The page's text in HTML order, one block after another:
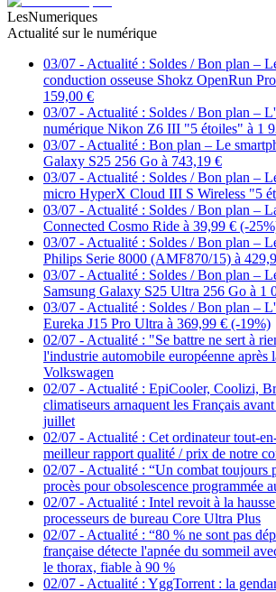
LesNumeriques
Actualité sur le numérique
03/07 - Actualité : Soldes / Bon plan –
conduction osseuse Shokz OpenRun
159,00 €
03/07 - Actualité : Soldes / Bon plan –
numérique Nikon Z6 III "5 étoiles" à 1
03/07 - Actualité : Bon plan – Le
Galaxy S25 256 Go à 743,19 €
03/07 - Actualité : Soldes / Bon plan –
micro HyperX Cloud III S Wireless "5
03/07 - Actualité : Soldes / Bon plan –
Connected Cosmo Ride à 39,99 € (-
03/07 - Actualité : Soldes / Bon plan –
Philips Serie 8000 (AMF870/15) à
03/07 - Actualité : Soldes / Bon plan –
Samsung Galaxy S25 Ultra 256 Go à 1
03/07 - Actualité : Soldes / Bon plan –
Eureka J15 Pro Ultra à 369,99 € (-19%)
02/07 - Actualité : "Se battre ne sert à
l'industrie automobile européenne après
Volkswagen
02/07 - Actualité : EpiCooler, Coolizi,
climatiseurs arnaquent les Français
juillet
02/07 - Actualité : Cet ordinateur tout-
meilleur rapport qualité / prix de notre
02/07 - Actualité : “Un combat toujours
procès pour obsolescence programmée
02/07 - Actualité : Intel revoit à la
processeurs de bureau Core Ultra Plus
02/07 - Actualité : “80 % ne sont pas
française détecte l'apnée du sommeil
le thorax, fiable à 90 %
02/07 - Actualité : YggTorrent : la